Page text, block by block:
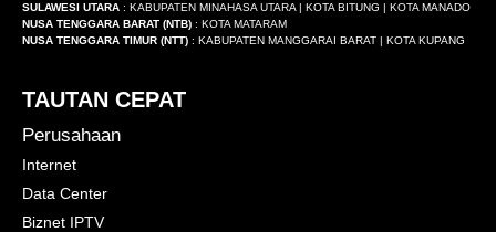
SULAWESI UTARA : KABUPATEN MINAHASA UTARA | KOTA BITUNG | KOTA MANADO
NUSA TENGGARA BARAT (NTB) : KOTA MATARAM
NUSA TENGGARA TIMUR (NTT) : KABUPATEN MANGGARAI BARAT | KOTA KUPANG
TAUTAN CEPAT
Perusahaan
Internet
Data Center
Biznet IPTV